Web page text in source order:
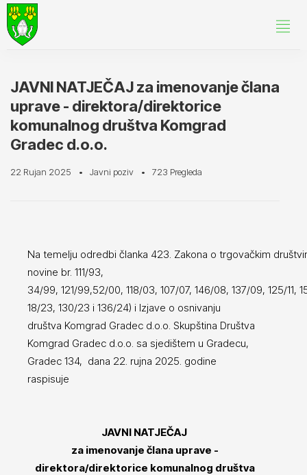
JAVNI NATJEČAJ za imenovanje člana
uprave - direktora/direktorice
komunalnog društva Komgrad
Gradec d.o.o.
22 Rujan 2025 Javni poziv 723 Pregleda
Na temelju odredbi članka 423. Zakona o trgovačkim
novine br. 111/93,
34/99, 121/99,52/00, 118/03, 107/07, 146/08, 137/09, 125/11,
18/23, 130/23 i 136/24) i Izjave o osnivanju
društva Komgrad Gradec d.o.o. Skupština Društva
Komgrad Gradec d.o.o. sa sjedištem u Gradecu,
Gradec 134, dana 22. rujna 2025. godine
raspisuje
JAVNI NATJEČAJ
za imenovanje člana uprave -
direktora/direktorice komunalnog društva